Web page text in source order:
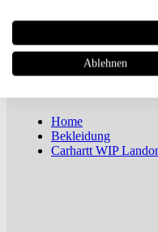
Newsletter
Home
Bekleidung
Carhartt WIP
Ablehnen